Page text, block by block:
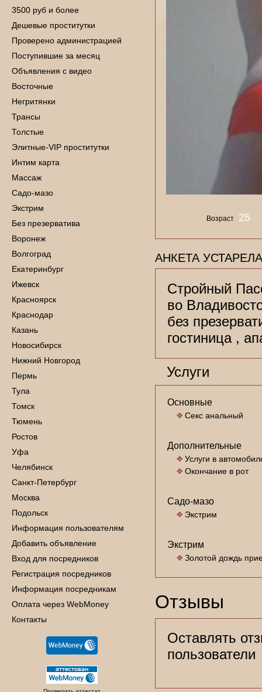
3500 руб и более
Дешевые проститутки
Проверено администрацией
Поступившие за месяц
Объявления с видео
Восточные
Негритянки
Трансы
Толстые
Элитные-VIP проститутки
Интим карта
Массаж
Садо-мазо
Экстрим
Без презерватива
Воронеж
Волгоград
Екатеринбург
Ижевск
Красноярск
Краснодар
Казань
Новосибирск
Нижний Новгород
Пермь
Тула
Томск
Тюмень
Ростов
Уфа
Челябинск
Санкт-Петербург
Москва
Подольск
Информация пользователям
Добавить объявление
Вход для посредников
Регистрация посредников
Информация посредникам
Оплата через WebMoney
Контакты
Возраст 25
АНКЕТА
Стройный
во
без
гостиница ,
Услуги
Основные
Секс анальный
Дополнительные
Услуги в
Окончание в рот
Садо-мазо
Экстрим
Экстрим
Золотой дождь
Отзывы
Оставлять
пользователи